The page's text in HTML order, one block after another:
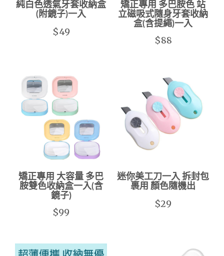
純白色透氣牙套收納盒
(附鏡子)一入
$49
矯正專用 多巴胺色 站
立磁吸式隨身牙套收納
盒(含提繩)一入
$88
矯正專用 大容量 多巴
胺雙色收納盒一入(含
鏡子)
$99
迷你美工刀一入 拆封包
裹用 顏色隨機出
$29